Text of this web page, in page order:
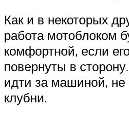
Как и в некоторых
работа мотоблоком
комфортной, если
повернуты в
идти за машиной, не
клубни.